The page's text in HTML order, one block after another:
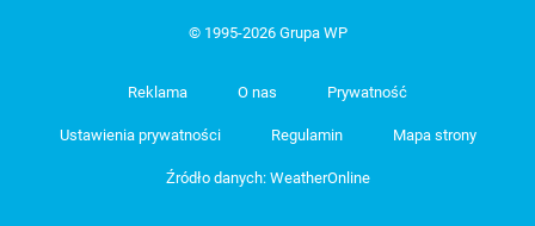
© 1995-2026 Grupa WP
Reklama O nas Prywatność
Ustawienia prywatności Regulamin Mapa strony
Źródło danych: WeatherOnline